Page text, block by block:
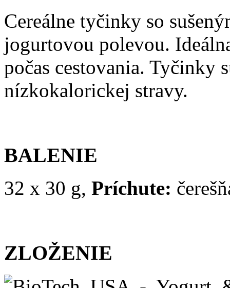
Cereálne tyčinky so
jogurtovou polevou.
počas cestovania. Tyčinky
nízkokalorickej stravy.
BALENIE
32 x 30 g, Príchute:
ZLOŽENIE